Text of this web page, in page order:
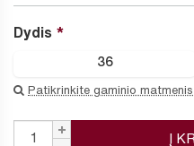
Dydis
36
Patikrinkite gaminio matmenis
Į